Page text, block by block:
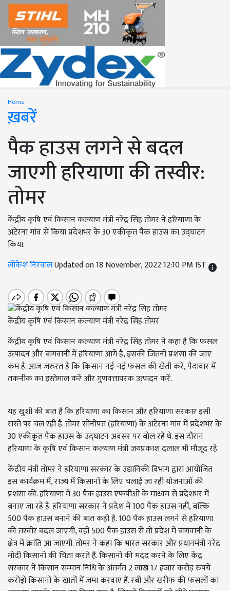
Home
ख़बरें
पैक हाउस लगने से बदल
जाएगी हरियाणा की तस्वीर:
तोमर
केंद्रीय कृषि एवं किसान कल्याण मंत्री नरेंद्र सिंह तोमर ने हरियाणा के
अटेरना गांव से किया प्रदेशभर के 30 एकीकृत पैक हाउस का उद्घाटन
किया.
लोकेश निरवालUpdated on 18 November, 2022 12:10 PM IST
केंद्रीय कृषि एवं किसान कल्याण मंत्री नरेंद्र सिंह तोमर
केंद्रीय कृषि एवं किसान कल्याण मंत्री नरेंद्र सिंह तोमर ने कहा है कि फसल
उत्पादन और बागवानी में हरियाणा आगे है, इसकी जितनी प्रशंसा की जाए
कम है. आज जरुरत है कि किसान नई-नई फसल की खेती करें, पैदावार में
तकनीक का इस्तेमाल करें और गुणवत्तापरक उत्पादन करें.
यह खुशी की बात है कि हरियाणा का किसान और हरियाणा सरकार इसी
रास्ते पर चल रही है. तोमर सोनीपत(हरियाणा)के अटेरना गांव में प्रदेशभर के
30एकीकृत पैक हाउस के उद्घाटन अवसर पर बोल रहे थे. इस दौरान
हरियाणा के कृषि एवं किसान कल्याण मंत्री जयप्रकाश दलाल भी मौजूद रहे.
केंद्रीय मंत्री तोमर ने हरियाणा सरकार के उद्यानिकी विभाग द्वारा आयोजित
इस कार्यक्रम में, राज्य में किसानों के लिए चलाई जा रही योजनाओं की
प्रशंसा की. हरियाणा में 30 पैक हाउस एफपीओ के माध्यम से प्रदेशभर में
बनाए जा रहे हैं. हरियाणा सरकार ने प्रदेश में 100 पैक हाउस नहीं, बल्कि
500 पैक हाउस बनाने की बात कही है. 100 पैक हाउस लगने से हरियाणा
की तस्वीर बदल जाएगी, वहीं 500 पैक हाउस से तो प्रदेश में बागवानी के
क्षेत्र में क्रांति आ जाएगी. तोमर ने कहा कि भारत सरकार और प्रधानमंत्री नरेंद्र
मोदी किसानों की चिंता करते हैं. किसानों की मदद करने के लिए केंद्र
सरकार ने किसान सम्मान निधि के अंतर्गत 2 लाख 17 हजार करोड़ रुपये
करोड़ों किसानों के खातों में जमा करवाए हैं. रबी और खरीफ की फसलों का